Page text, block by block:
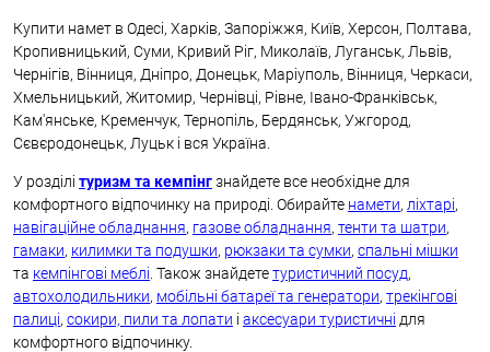
Купити намет в Одесі, Харків, Запоріжжя, Київ, Херсон, Полтава,
Кропивницький, Суми, Кривий Ріг, Миколаїв, Луганськ, Львів,
Чернігів, Вінниця, Дніпро, Донецьк, Маріуполь, Вінниця, Черкаси,
Хмельницький, Житомир, Чернівці, Рівне, Івано-Франківськ,
Кам'янське, Кременчук, Тернопіль, Бердянськ, Ужгород,
Сєвєродонецьк, Луцьк і вся Україна.
У розділі туризм та кемпінгзнайдете все необхідне для
комфортного відпочинку на природі. Обирайте намети, ліхтарі,
навігаційне обладнання, газове обладнання, тенти та шатри,
гамаки, килимки та подушки, рюкзаки та сумки, спальні мішки
та кемпінгові меблі . Також знайдететуристичний посуд,
автохолодильники, мобільні батареї та генератори, трекінгові
палиці, сокири, пили та лопати і аксесуари туристичні для
комфортного відпочинку.